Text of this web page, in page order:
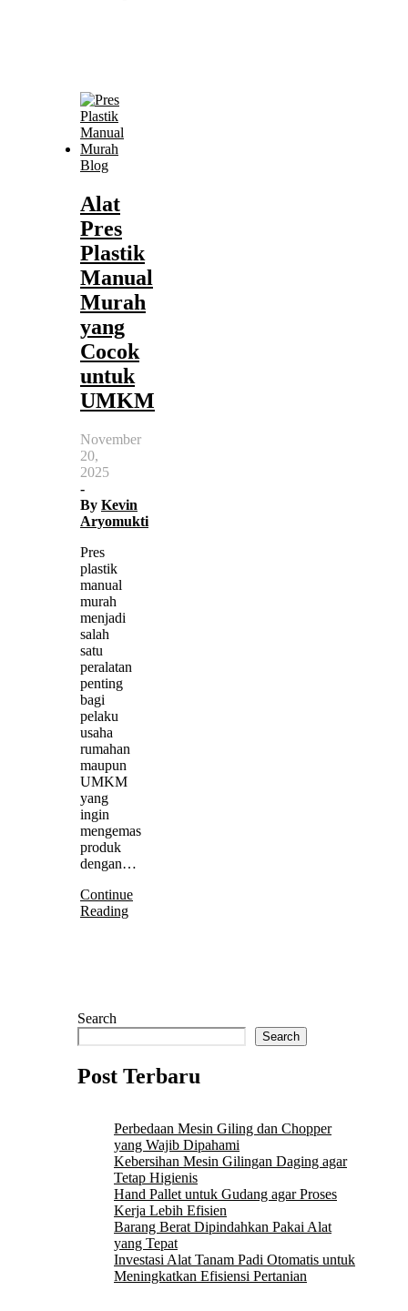
Blog
Alat
Pres
Plastik
Manual
Murah
yang
Cocok
untuk
UMKM
November
20,
2025
-
By Kevin
Aryomukti
Pres
plastik
manual
murah
menjadi
salah
satu
peralatan
penting
bagi
pelaku
usaha
rumahan
maupun
UMKM
yang
ingin
mengemas
produk
dengan…
Continue
Reading
Search
Search
Post Terbaru
Perbedaan Mesin Giling dan Chopper
yang Wajib Dipahami
Kebersihan Mesin Gilingan Daging agar
Tetap Higienis
Hand Pallet untuk Gudang agar Proses
Kerja Lebih Efisien
Barang Berat Dipindahkan Pakai Alat
yang Tepat
Investasi Alat Tanam Padi Otomatis untuk
Meningkatkan Efisiensi Pertanian